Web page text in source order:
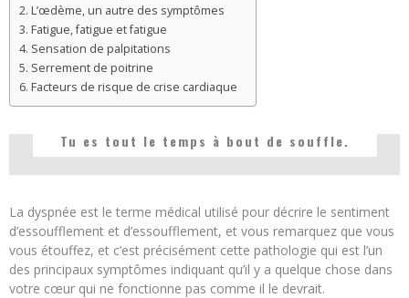
L’œdème, un autre des symptômes
Fatigue, fatigue et fatigue
Sensation de palpitations
Serrement de poitrine
Facteurs de risque de crise cardiaque
Tu es tout le temps à bout de souffle.
La dyspnée est le terme médical utilisé pour décrire le sentiment
d’essoufflement et d’essoufflement, et vous remarquez que vous
vous étouffez, et c’est précisément cette pathologie qui est l’un
des principaux symptômes indiquant qu’il y a quelque chose dans
votre cœur qui ne fonctionne pas comme il le devrait.